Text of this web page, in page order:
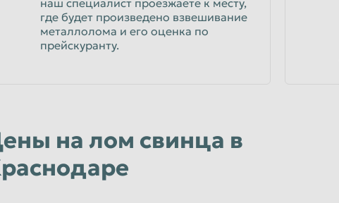
наш специалист проезжаете к месту,
где будет произведено взвешивание
металлолома и его оценка по
прейскуранту.
на лом свинца в